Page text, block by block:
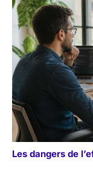
Les dangers de